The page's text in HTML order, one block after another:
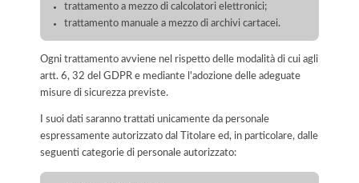
trattamento a mezzo di calcolatori elettronici;
trattamento manuale a mezzo di archivi cartacei.
Ogni trattamento avviene nel rispetto delle modalità di cui agli
artt. 6, 32 del GDPR e mediante l'adozione delle adeguate
misure di sicurezza previste.
I suoi dati saranno trattati unicamente da personale
espressamente autorizzato dal Titolare ed, in particolare, dalle
seguenti categorie di personale autorizzato: